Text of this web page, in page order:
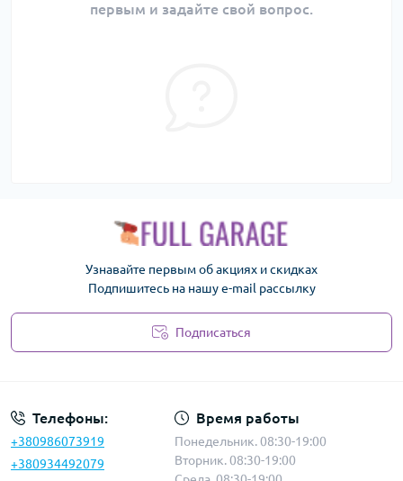
первым и задайте свой вопрос.
Узнавайте первым об акциях и скидках
Подпишитесь на нашу e-mail рассылку
Подписаться
Телефоны:
+380986073919
+380934492079
Время работы
Понедельник. 08:30-19:00
Вторник. 08:30-19:00